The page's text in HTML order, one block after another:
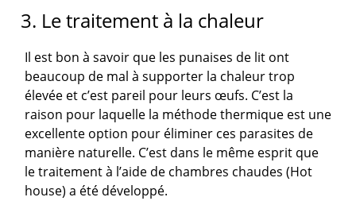
3. Le traitement à la chaleur
Il est bon à savoir que les punaises de lit ont
beaucoup de mal à supporter la chaleur trop
élevée et c’est pareil pour leurs œufs. C’est la
raison pour laquelle la méthode thermique est une
excellente option pour éliminer ces parasites de
manière naturelle. C’est dans le même esprit que
le traitement à l’aide de chambres chaudes (Hot
house) a été développé.